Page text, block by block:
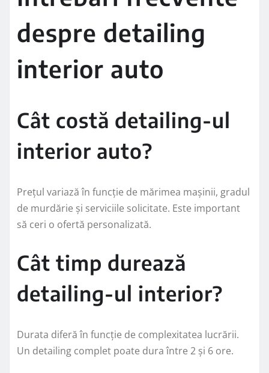
despre detailing
interior auto
Cât costă detailing-ul
interior auto?
Prețul variază în funcție de mărimea mașinii, gradul
de murdărie și serviciile solicitate. Este important
să ceri o ofertă personalizată.
Cât timp durează
detailing-ul interior?
Durata diferă în funcție de complexitatea lucrării.
Un detailing complet poate dura între 2 și 6 ore.